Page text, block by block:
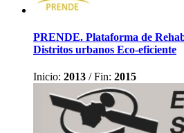
PRENDE. Plataforma de
Distritos urbanos Eco-eficiente
Inicio: 2013 /Fin: 2015